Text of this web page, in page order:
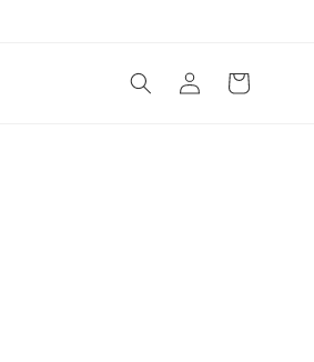
Iniciar
sesión
Carrito